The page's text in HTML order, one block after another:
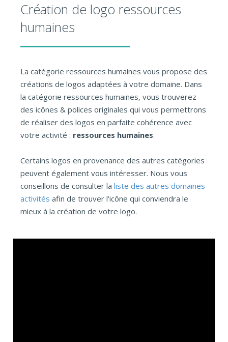
Création de logo ressources
humaines
La catégorie ressources humaines vous propose des
créations de logos adaptées à votre domaine. Dans
la catégorie ressources humaines, vous trouverez
des icônes & polices originales qui vous permettrons
de réaliser des logos en parfaite cohérence avec
votre activité : ressources humaines.
Certains logos en provenance des autres catégories
peuvent également vous intéresser. Nous vous
conseillons de consulter la liste des autres domaines
activités afin de trouver l'icône qui conviendra le
mieux à la création de votre logo.